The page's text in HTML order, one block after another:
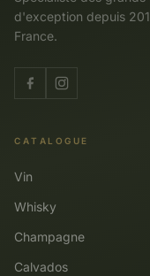
d'exception depuis
France.
CATALOGUE
Vin
Whisky
Champagne
Calvados